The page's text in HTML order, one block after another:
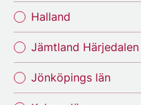
Halland
Jämtland Härjedalen
Jönköpings län